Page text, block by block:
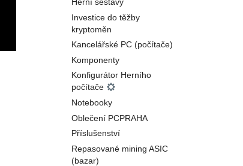
Investice do těžby
kryptoměn
Kancelářské PC (počítače)
Komponenty
Konfigurátor Herního
počítače
Notebooky
Oblečení PCPRAHA
Příslušenství
Repasované mining ASIC
(bazar)